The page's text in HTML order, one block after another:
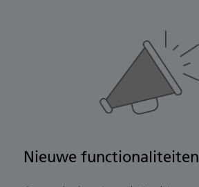
Nieuwe functionaliteiten